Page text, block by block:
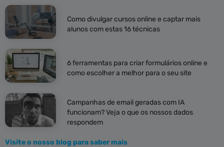
Como divulgar cursos online e captar mais
alunos com estas 16 técnicas
6 ferramentas para criar formulários online e
como escolher a melhor para o seu site
Campanhas de email geradas com IA
funcionam? Veja o que os nossos dados
respondem
Visite o nosso blog para saber mais